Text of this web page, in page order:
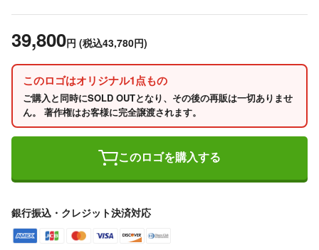
39,800円 (税込43,780円)
このロゴはオリジナル1点もの
ご購入と同時にSOLD OUTとなり、その後の再販は一切ありませ
ん。 著作権はお客様に完全譲渡されます。
このロゴを購入する
銀行振込・クレジット決済対応